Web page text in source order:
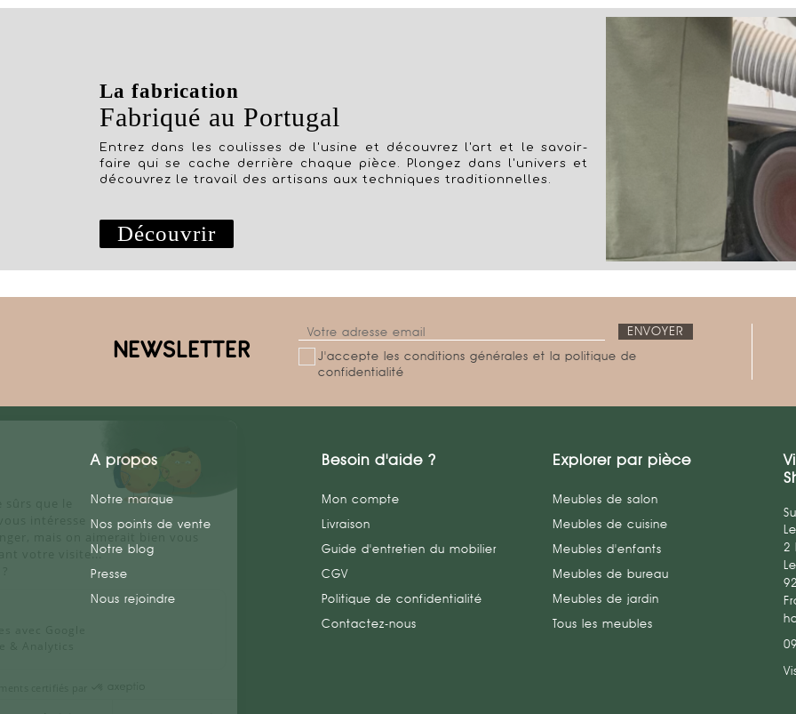
La fabrication
Fabriqué au Portugal
Entrez dans les coulisses de l'usine et découvrez l'art et le savoir-
faire qui se cache derrière chaque pièce. Plongez dans l'univers et
découvrez le travail des artisans aux techniques traditionnelles.
Découvrir
NEWSLETTER
J'accepte les conditions générales et la politique de
confidentialité
A propos
Notre marque
Nos points de vente
Notre blog
Presse
Nous rejoindre
Besoin d'aide ?
Mon compte
Livraison
Guide d'entretien du mobilier
CGV
Politique de confidentialité
Contactez-nous
Explorer par pièce
Meubles de salon
Meubles de cuisine
Meubles d'enfants
Meubles de bureau
Meubles de jardin
Tous les meubles
2
les Cookies !
On a attendu d'être sûrs que le
contenu de ce site vous intéresse
avant de vous déranger, mais on aimerait bien vous
accompagner pendant votre visite...
C'est OK pour vous ?
Voici pourquoi nous utilisons des